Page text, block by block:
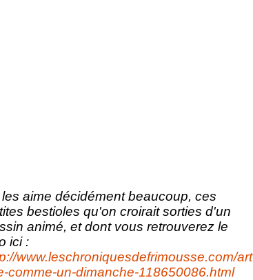
aime décidément beaucoup, ces
bestioles qu'on croirait sorties d'un
animé, et dont vous retrouverez le
ici :
www.leschroniquesdefrimousse.com/art
comme-un-dimanche-118650086.html